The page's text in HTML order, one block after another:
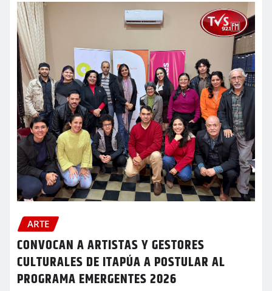
ARTE
CONVOCAN A ARTISTAS Y GESTORES
CULTURALES DE ITAPÚA A POSTULAR AL
PROGRAMA EMERGENTES 2026